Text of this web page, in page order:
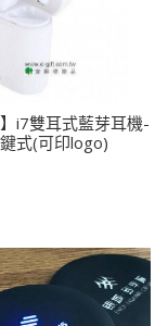
】i7雙耳式藍芽耳機-
式(可印logo)